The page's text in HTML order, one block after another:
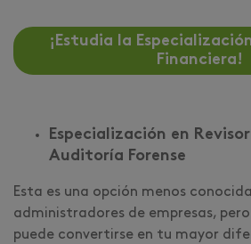
¡Estudia la
Financiera!
Especialización en
Auditoría Forense
Esta es una opción menos
administradores de empresas,
puede convertirse en tu mayor